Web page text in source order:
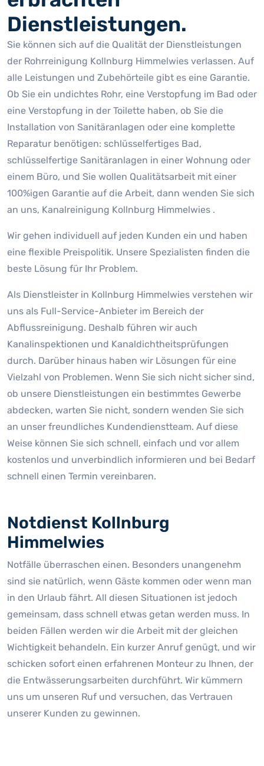
Dienstleistungen.
Sie können sich auf die Qualität der Dienstleistungen
der Rohrreinigung Kollnburg Himmelwies verlassen. Auf
alle Leistungen und Zubehörteile gibt es eine Garantie.
Ob Sie ein undichtes Rohr, eine Verstopfung im Bad oder
eine Verstopfung in der Toilette haben, ob Sie die
Installation von Sanitäranlagen oder eine komplette
Reparatur benötigen: schlüsselfertiges Bad,
schlüsselfertige Sanitäranlagen in einer Wohnung oder
einem Büro, und Sie wollen Qualitätsarbeit mit einer
100%igen Garantie auf die Arbeit, dann wenden Sie sich
an uns, Kanalreinigung Kollnburg Himmelwies .
Wir gehen individuell auf jeden Kunden ein und haben
eine flexible Preispolitik. Unsere Spezialisten finden die
beste Lösung für Ihr Problem.
Als Dienstleister in Kollnburg Himmelwies verstehen wir
uns als Full-Service-Anbieter im Bereich der
Abflussreinigung. Deshalb führen wir auch
Kanalinspektionen und Kanaldichtheitsprüfungen
durch. Darüber hinaus haben wir Lösungen für eine
Vielzahl von Problemen. Wenn Sie sich nicht sicher sind,
ob unsere Dienstleistungen ein bestimmtes Gewerbe
abdecken, warten Sie nicht, sondern wenden Sie sich
an unser freundliches Kundendienstteam. Auf diese
Weise können Sie sich schnell, einfach und vor allem
kostenlos und unverbindlich informieren und bei Bedarf
schnell einen Termin vereinbaren.
Notdienst Kollnburg
Himmelwies
Notfälle überraschen einen. Besonders unangenehm
sind sie natürlich, wenn Gäste kommen oder wenn man
in den Urlaub fährt. All diesen Situationen ist jedoch
gemeinsam, dass schnell etwas getan werden muss. In
beiden Fällen werden wir die Arbeit mit der gleichen
Wichtigkeit behandeln. Ein kurzer Anruf genügt, und wir
schicken sofort einen erfahrenen Monteur zu Ihnen, der
die Entwässerungsarbeiten durchführt. Wir kümmern
uns um unseren Ruf und versuchen, das Vertrauen
unserer Kunden zu gewinnen.